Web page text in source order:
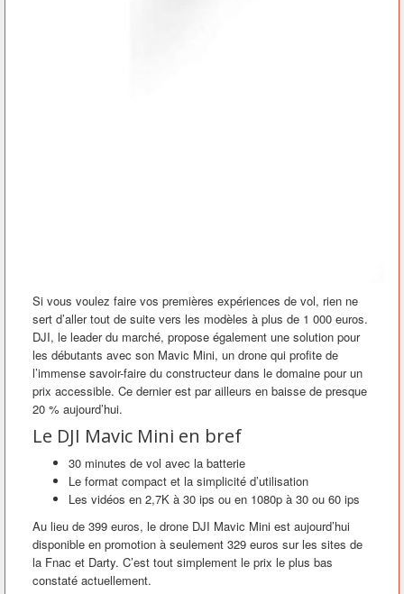
Si vous voulez faire vos premières expériences de vol, rien ne
sert d’aller tout de suite vers les modèles à plus de 1 000 euros.
DJI, le leader du marché, propose également une solution pour
les débutants avec son Mavic Mini, un drone qui profite de
l’immense savoir-faire du constructeur dans le domaine pour un
prix accessible. Ce dernier est par ailleurs en baisse de presque
20 % aujourd’hui.
Le DJI Mavic Mini en bref
30 minutes de vol avec la batterie
Le format compact et la simplicité d’utilisation
Les vidéos en 2,7K à 30 ips ou en 1080p à 30 ou 60 ips
Au lieu de 399 euros, le drone DJI Mavic Mini est aujourd’hui
disponible en promotion à seulement 329 euros sur les sites de
la Fnac et Darty. C’est tout simplement le prix le plus bas
constaté actuellement.